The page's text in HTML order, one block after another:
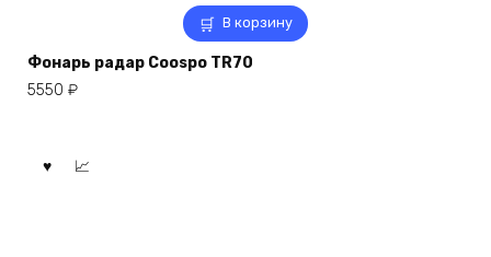
В корзину
Фонарь радар Coospo TR70
5550 ₽